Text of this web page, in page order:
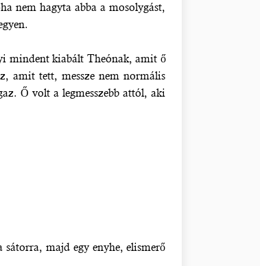
nem hagyta abba a mosolygást,
mindent kiabált Theónak, amit ő
amit tett, messze nem normális
Ő volt a legmesszebb attól, aki
majd egy enyhe, elismerő